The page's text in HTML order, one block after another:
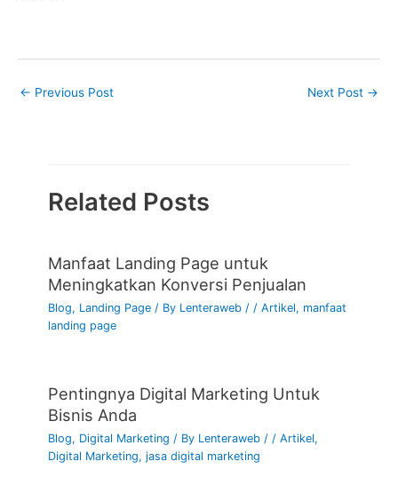
← Previous Post Next Post →
Related Posts
Manfaat Landing Page untuk
Meningkatkan Konversi Penjualan
Blog, Landing Page / By Lenteraweb//Artikel, manfaat
landing page
Pentingnya Digital Marketing Untuk
Bisnis Anda
Blog, Digital Marketing / By Lenteraweb//Artikel,
Digital Marketing,jasa digital marketing